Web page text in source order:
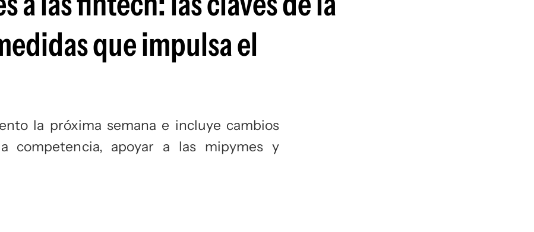
que impulsa el
la próxima semana e incluye cambios
competencia, apoyar a las mipymes y